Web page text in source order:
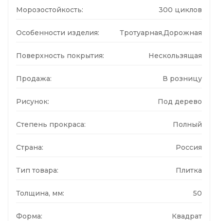
Морозостойкость: 300 циклов
Особенности изделия: Тротуарная,Дорожная
Поверхность покрытия: Нескользящая
Продажа: В розницу
Рисунок: Под дерево
Степень прокраса: Полный
Страна: Россия
Тип товара: Плитка
Толщина, мм: 50
Форма: Квадрат